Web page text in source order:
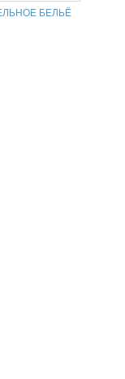
БЕЛЬЁ